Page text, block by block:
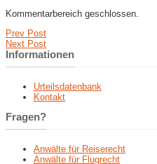
Kommentarbereich geschlossen.
Prev Post
Next Post
Informationen
Urteilsdatenbank
Kontakt
Fragen?
Anwälte für Reiserecht
Anwälte für Flugrecht